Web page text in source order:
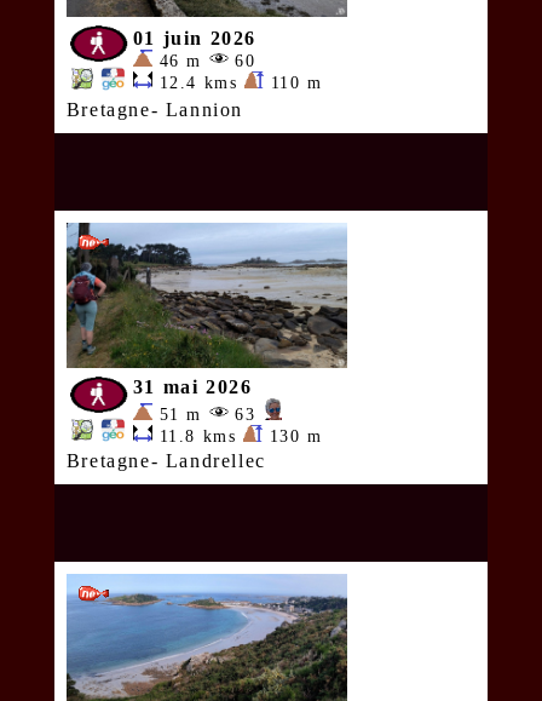
01 juin 2026
46 m
60
12.4 kms
110 m
Bretagne- Lannion
31 mai 2026
51 m
63
11.8 kms
130 m
Bretagne- Landrellec